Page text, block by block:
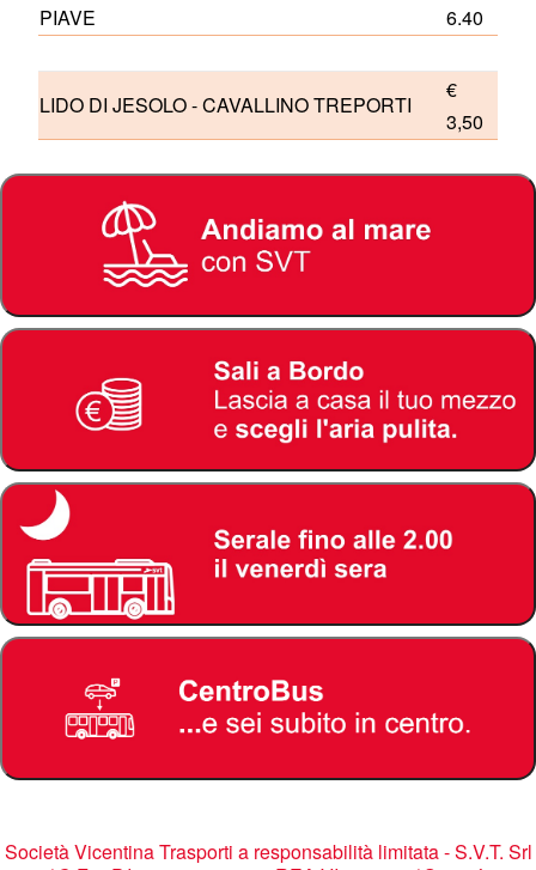
PIAVE
6.40
LIDO DI JESOLO - CAVALLINO TREPORTI
€
3,50
Società Vicentina Trasporti a responsabilità limitata - S.V.T. Srl